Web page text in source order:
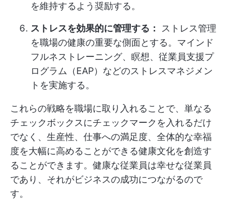
を維持するよう奨励する。
ストレスを効果的に管理する：
ストレス管理
を職場の健康の重要な側面とする。マインド
フルネストレーニング、瞑想、従業員支援プ
ログラム（EAP）などのストレスマネジメン
トを実施する。
これらの戦略を職場に取り入れることで、単なる
チェックボックスにチェックマークを入れるだけ
でなく、生産性、仕事への満足度、全体的な幸福
度を大幅に高めることができる健康文化を創造す
ることができます。健康な従業員は幸せな従業員
であり、それがビジネスの成功につながるので
す。